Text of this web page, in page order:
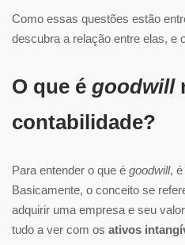
Como essas questões estão
descubra a relação entre elas, e
O que é goodwill
contabilidade?
Para entender o que é goodwill,
Basicamente, o conceito se
adquirir uma empresa e seu
tudo a ver com os ativos